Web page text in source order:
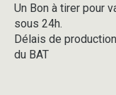
Un Bon à tirer pour
sous 24h.
Délais de
du BAT